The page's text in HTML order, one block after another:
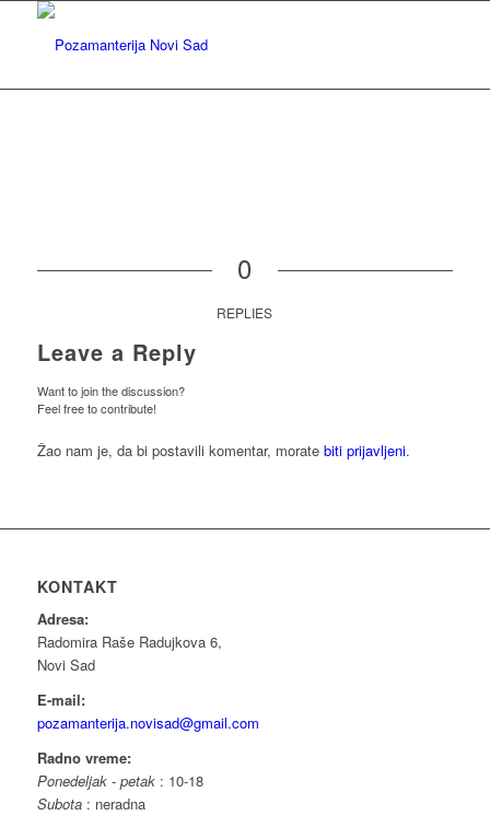
0
REPLIES
Leave a Reply
Want to join the discussion?
Feel free to contribute!
Žao nam je, da bi postavili komentar, morate biti prijavljeni.
KONTAKT
Adresa:
Radomira Raše Radujkova 6,
Novi Sad
E-mail:
pozamanterija.novisad@gmail.com
Radno vreme:
Ponedeljak - petak: 10-18
Subota: neradna